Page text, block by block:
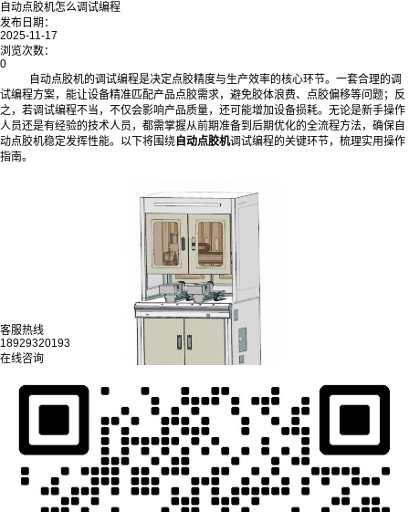
自动点胶机怎么调试编程
发布日期：
2025-11-17
浏览次数：
0
自动点胶机的调试编程是决定点胶精度与生产效率的核心环节。一套合理的调
试编程方案，能让设备精准匹配产品点胶需求，避免胶体浪费、点胶偏移等问题；反
之，若调试编程不当，不仅会影响产品质量，还可能增加设备损耗。无论是新手操作
人员还是有经验的技术人员，都需掌握从前期准备到后期优化的全流程方法，确保自
动点胶机稳定发挥性能。以下将围绕 自动点胶机调试编程的关键环节，梳理实用操作
指南。
一、调试编程前的准备工作：奠定稳定基础
在正式启动调试编程前，充分的准备能减少后续操作中的失误，避免因前期疏
漏导致反复调整。准备工作主要围绕设备状态检查、产品需求梳理与环境确认三方面
展开。
（一）设备状态与部件检查
自动点胶机的硬件状态直接影响调试编程的准确性，需重点确认核心部件的完
客服热线
18929320193
在线咨询